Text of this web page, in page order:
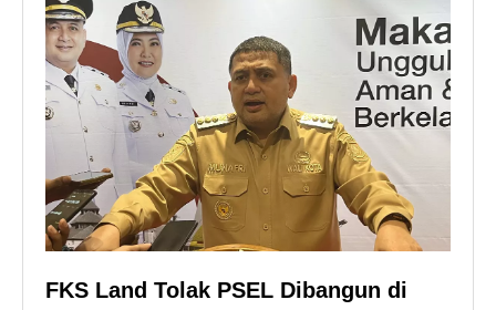
FKS Land Tolak PSEL Dibangun di